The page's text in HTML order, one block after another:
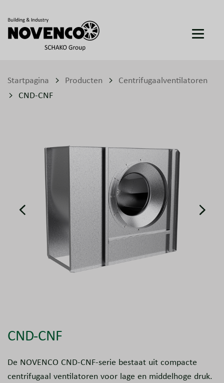
Startpagina Producten
Centrifugaalventilatoren
CND-CNF
CND-CNF
De NOVENCO CND-CNF-serie bestaat uit compacte
centrifugaal ventilatoren voor lage en middelhoge druk.